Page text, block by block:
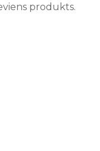
produkts.